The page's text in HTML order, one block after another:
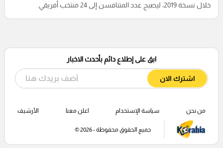
خلال نسخة 2019، ليصبح عدد المتنافسن إلى 24 منتخب أفريقي.
ابق على إطلاع دائم بأحدث الاخبار
اشترك الان
من نحن سياسة الإستخدام اعلن معنا الأرشيف
جميع الحقوق محفوظة - 2026 ©